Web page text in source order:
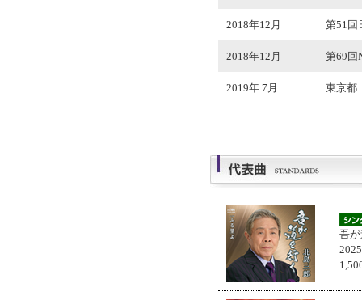
2018年12月 第51回
2018年12月 第69回
2019年 7月 東京都
吾